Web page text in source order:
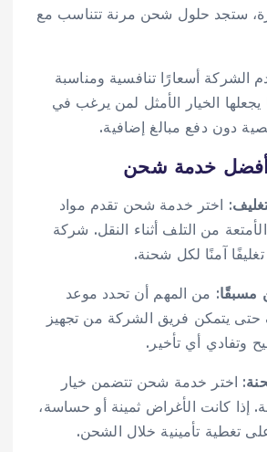
ستجد حلول شحن مرنة تتناسب مع
الشركة أسعارًا تنافسية ومناسبة
يجعلها الخيار الأمثل لمن يرغب في
دون دفع مبالغ إضافية.
أفضل خدمة شحن
: اختر خدمة شحن تقدم مواد
من التلف أثناء النقل. شركة
آمنًا لكل شحنة.
مسبقًا: من المهم أن تحدد موعد
يتمكن فريق الشركة من تجهيز
وتفادي أي تأخير.
: اختر خدمة شحن تتضمن خيار
إذا كانت الأغراض ثمينة أو حساسة،
تغطية تأمينية خلال الشحن.